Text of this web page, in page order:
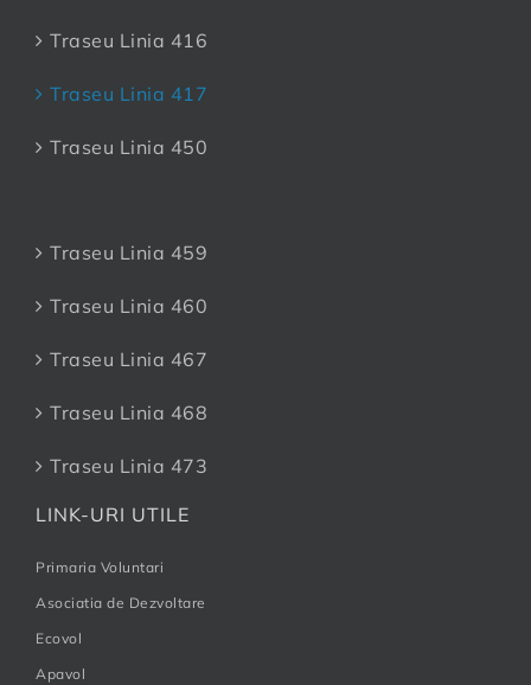
Traseu Linia 416
Traseu Linia 417
Traseu Linia 450
Traseu Linia 459
Traseu Linia 460
Traseu Linia 467
Traseu Linia 468
Traseu Linia 473
LINK-URI UTILE
Primaria Voluntari
Asociatia de Dezvoltare
Ecovol
Apavol